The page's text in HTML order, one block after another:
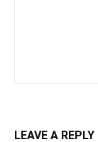
LEAVE A REPLY